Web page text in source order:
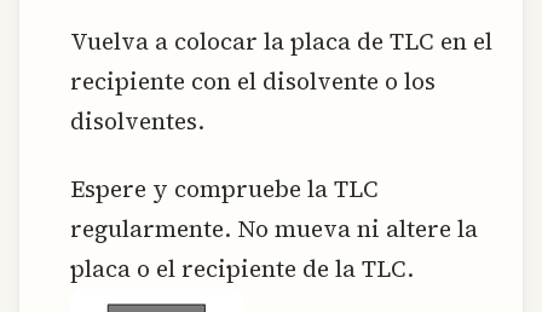
Vuelva a colocar la placa de TLC en el
recipiente con el disolvente o los
disolventes.
Espere y compruebe la TLC
regularmente. No mueva ni altere la
placa o el recipiente de la TLC.